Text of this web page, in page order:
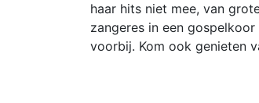
haar hits niet mee, van
zangeres in een
voorbij. Kom ook genieten